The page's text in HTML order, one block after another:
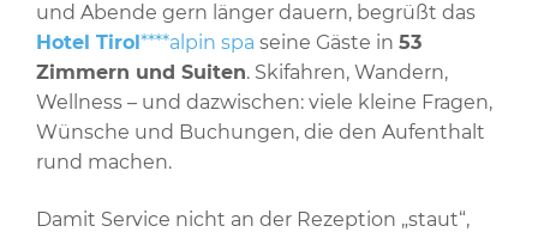
und Abende gern länger dauern, begrüßt das
Hotel Tirol****alpin spa seine Gäste in 53
Zimmern und Suiten. Skifahren, Wandern,
Wellness – und dazwischen: viele kleine Fragen,
Wünsche und Buchungen, die den Aufenthalt
rund machen.
Damit Service nicht an der Rezeption „staut“,